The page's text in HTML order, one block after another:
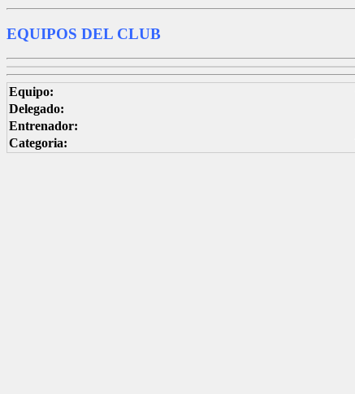
EQUIPOS DEL CLUB
Equipo:
Delegado:
Entrenador:
Categoria: